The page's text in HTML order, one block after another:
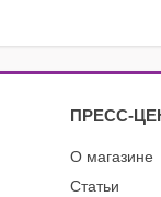
ПРЕСС-
О магазине
Статьи